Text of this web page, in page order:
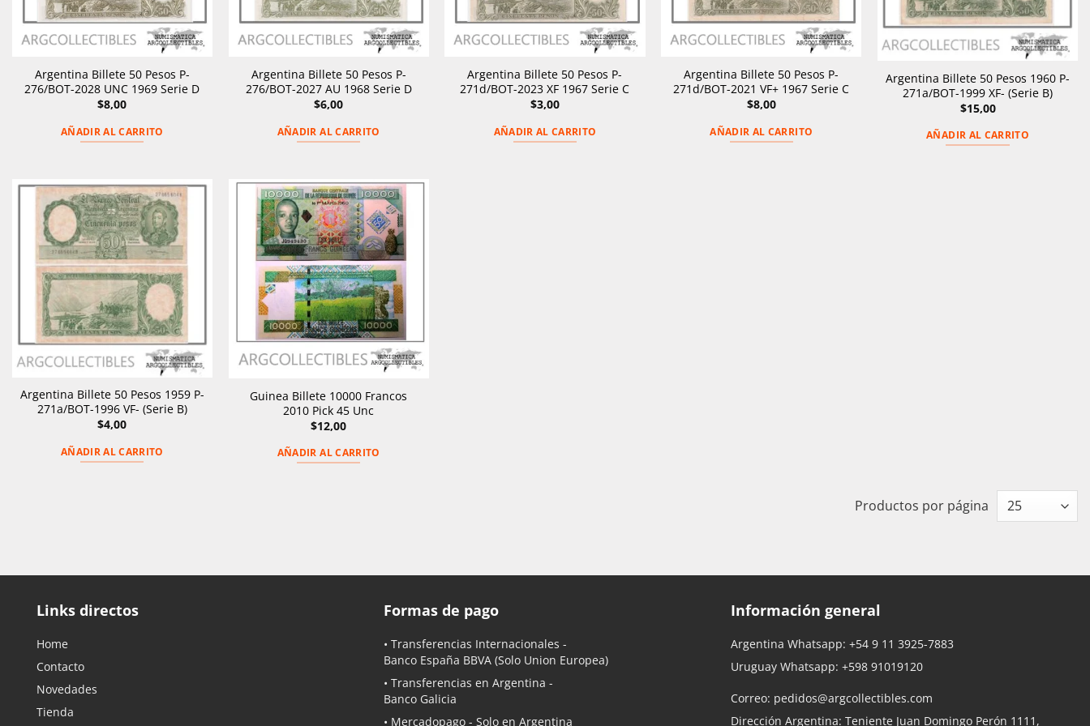
Argentina Billete 50 Pesos P-
276/BOT-2028 UNC 1969 Serie D
$8,00
AÑADIR AL CARRITO
Argentina Billete 50 Pesos P-
276/BOT-2027 AU 1968 Serie D
$6,00
AÑADIR AL CARRITO
Argentina Billete 50 Pesos P-
271d/BOT-2023 XF 1967 Serie C
$3,00
AÑADIR AL CARRITO
Argentina Billete 50 Pesos P-
271d/BOT-2021 VF+ 1967 Serie C
$8,00
AÑADIR AL CARRITO
Argentina Billete 50 Pesos 1960 P-
271a/BOT-1999 XF- (Serie B)
$15,00
AÑADIR AL CARRITO
Argentina Billete 50 Pesos 1959 P-
271a/BOT-1996 VF- (Serie B)
$4,00
AÑADIR AL CARRITO
Guinea Billete 10000 Francos
2010 Pick 45 Unc
$12,00
AÑADIR AL CARRITO
Productos por página
Links directos
Home
Contacto
Novedades
Tienda
Formas de pago
• Transferencias Internacionales -
Banco España BBVA (Solo Union Europea)
• Transferencias en Argentina -
Banco Galicia
• Mercadopago - Solo en Argentina
Información general
Argentina Whatsapp: +54 9 11 3925-7883
Uruguay Whatsapp: +598 91019120
Correo: pedidos@argcollectibles.com
Dirección Argentina: Teniente Juan Domingo Perón 1111,